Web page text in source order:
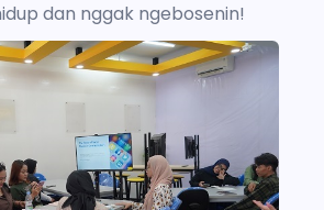
dan nggak ngebosenin!